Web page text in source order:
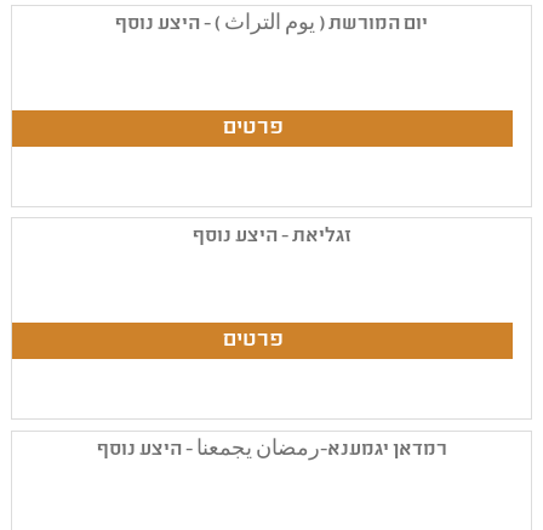
יום המורשת ( يوم التراث ) - היצע נוסף
זגליאת - היצע נוסף
רמדאן יגמענא-رمضان يجمعنا - היצע נוסף